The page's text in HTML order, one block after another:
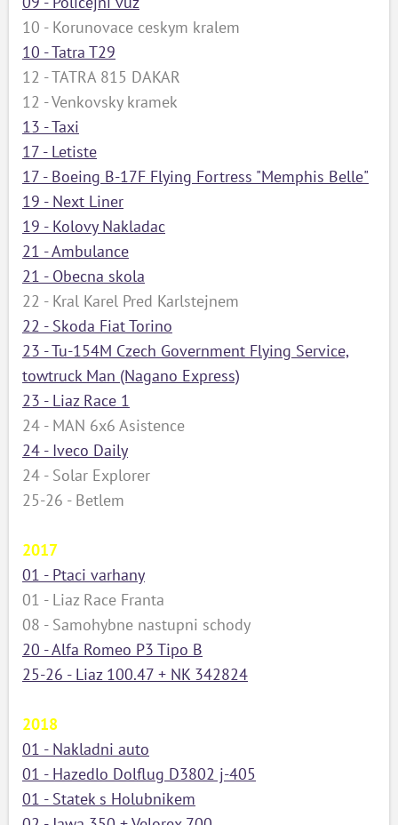
10 - Korunovace ceskym kralem
10 - Tatra T29
12 - TATRA 815 DAKAR
12 - Venkovsky kramek
13 - Taxi
17 - Letiste
17 - Boeing B-17F Flying Fortress "Memphis Belle"
19 - Next Liner
19 - Kolovy Nakladac
21 - Ambulance
21 - Obecna skola
22 - Kral Karel Pred Karlstejnem
22 - Skoda Fiat Torino
23 - Tu-154M Czech Government Flying Service,
towtruck Man (Nagano Express)
23 - Liaz Race 1
24 - MAN 6x6 Asistence
24 - Iveco Daily
24 - Solar Explorer
25-26 - Betlem
2017
01 - Ptaci varhany
01 - Liaz Race Franta
08 - Samohybne nastupni schody
20 - Alfa Romeo P3 Tipo B
25-26 - Liaz 100.47 + NK 342824
2018
01 - Nakladni auto
01 - Hazedlo Dolflug D3802 j-405
01 - Statek s Holubnikem